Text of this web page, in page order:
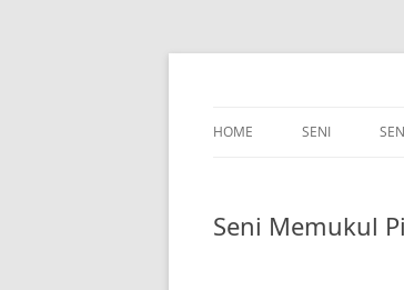
Skip
HOME SENI
Seni Memukul